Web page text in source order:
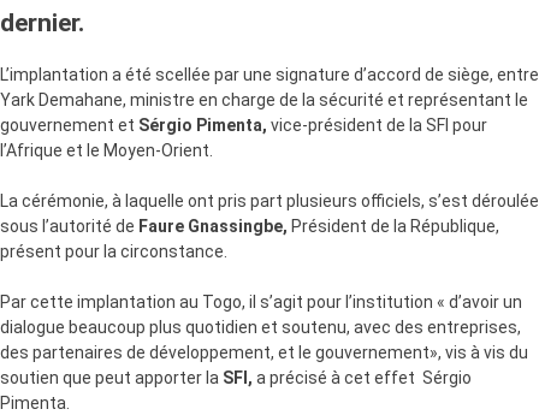
dernier.
L’implantation a été scellée par une signature d’accord de siège, entre
Yark Demahane, ministre en charge de la sécurité et représentant le
gouvernement et Sérgio Pimenta, vice-président de la SFI pour
l’Afrique et le Moyen-Orient.
La cérémonie, à laquelle ont pris part plusieurs officiels, s’est déroulée
sous l’autorité de Faure Gnassingbe, Président de la République,
présent pour la circonstance.
Par cette implantation au Togo, il s’agit pour l’institution « d’avoir un
dialogue beaucoup plus quotidien et soutenu, avec des entreprises,
des partenaires de développement, et le gouvernement», vis à vis du
soutien que peut apporter la SFI, a précisé à cet effet Sérgio
Pimenta.